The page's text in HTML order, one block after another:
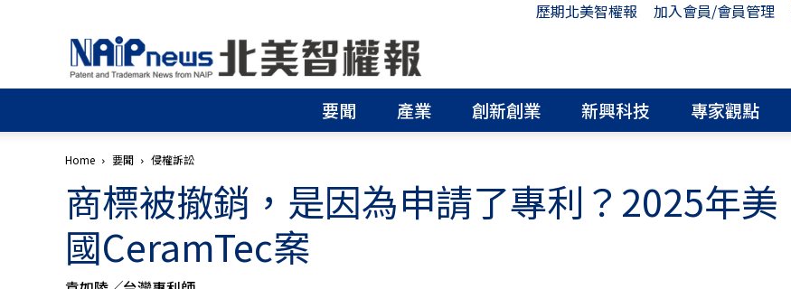
歷期北美智權報 加入會員/會員管理
北
美
智
權
│
申
請
│
商
標
要聞 產業 創新創業 新興科技 專家觀點
Home 要聞 侵權訴訟
商標被撤銷，是因為申請了專利？2025年美
國CeramTec案